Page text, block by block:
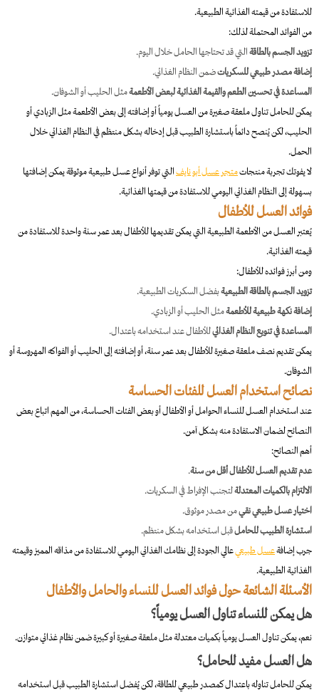
للاستفادة من قيمته الغذائية الطبيعية.
من الفوائد المحتملة لذلك:
تزويد الجسم بالطاقةالتي قد تحتاجها الحامل خلال اليوم.
إضافة مصدر طبيعي للسكرياتضمن النظام الغذائي.
المساعدة في تحسين الطعم والقيمة الغذائية لبعض الأطعمةمثل الحليب أو الشوفان.
يمكن للحامل تناول ملعقة صغيرة من العسل يومياً أو إضافته إلى بعض الأطعمة مثل الزبادي أو
الحليب، لكن يُنصح دائماً باستشارة الطبيب قبل إدخاله بشكل منتظم في النظام الغذائي خلال
الحمل.
لا يفوتك تجربة منتجاتمتجر عسل أبو نايفالتي توفر أنواع عسل طبيعية موثوقة يمكن إضافتها
بسهولة إلى النظام الغذائي اليومي للاستفادة من قيمتها الغذائية.
فوائد العسل للأطفال
يُعتبر العسل من الأطعمة الطبيعية التي يمكن تقديمها للأطفال بعد عمر سنة واحدة للاستفادة من
قيمته الغذائية.
ومن أبرز فوائده للأطفال:
تزويد الجسم بالطاقة الطبيعيةبفضل السكريات الطبيعية.
إضافة نكهة طبيعية للأطعمةمثل الحليب أو الزبادي.
المساعدة في تنويع النظام الغذائيللأطفال عند استخدامه باعتدال.
يمكن تقديم نصف ملعقة صغيرة للأطفال بعد عمر سنة، أو إضافته إلى الحليب أو الفواكه المهروسة أو
الشوفان.
نصائح استخدام العسل للفئات الحساسة
عند استخدام العسل للنساء الحوامل أو الأطفال أو بعض الفئات الحساسة، من المهم اتباع بعض
النصائح لضمان الاستفادة منه بشكل آمن.
أهم النصائح:
عدم تقديم العسل للأطفال أقل من سنة.
الالتزام بالكميات المعتدلةلتجنب الإفراط في السكريات.
اختيار عسل طبيعي نقيمن مصدر موثوق.
استشارة الطبيب للحاملقبل استخدامه بشكل منتظم.
جرب إضافةعسل طبيعيعالي الجودة إلى نظامك الغذائي اليومي للاستفادة من مذاقه المميز وقيمته
الغذائية الطبيعية.
الأسئلة الشائعة حول فوائد العسل للنساء والحامل والأطفال
هل يمكن للنساء تناول العسل يومياً؟
نعم، يمكن تناول العسل يومياً بكميات معتدلة مثل ملعقة صغيرة أو كبيرة ضمن نظام غذائي متوازن.
هل العسل مفيد للحامل؟
يمكن للحامل تناوله باعتدال كمصدر طبيعي للطاقة، لكن يُفضل استشارة الطبيب قبل استخدامه